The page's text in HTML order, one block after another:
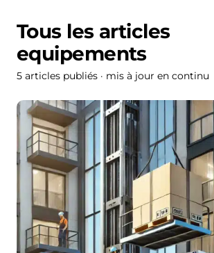
Tous les articles
equipements
5 articles publiés · mis à jour en continu